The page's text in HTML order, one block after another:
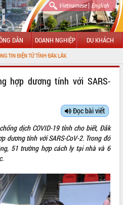
Vietnamese| English
DÂN DOANH NGHIỆP DU KHÁCH
TỈNH ĐẮK LẮK
hợp dương tính với SARS-
Đọc bài viết
dịch COVID-19 tỉnh cho biết, Đắk
dương tính với SARS-CoV-2. Trong đó
51 trường hợp cách ly tại nhà và 6